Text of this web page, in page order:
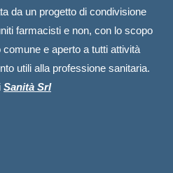
da un progetto di condivisione
farmacisti e non, con lo scopo
e aperto a tutti attività
utili alla professione sanitaria.
Sanità Srl